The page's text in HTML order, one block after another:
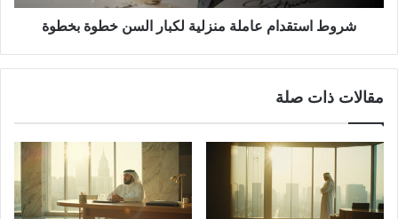
شروط استقدام عاملة منزلية لكبار السن خطوة بخطوة
مقالات ذات صلة